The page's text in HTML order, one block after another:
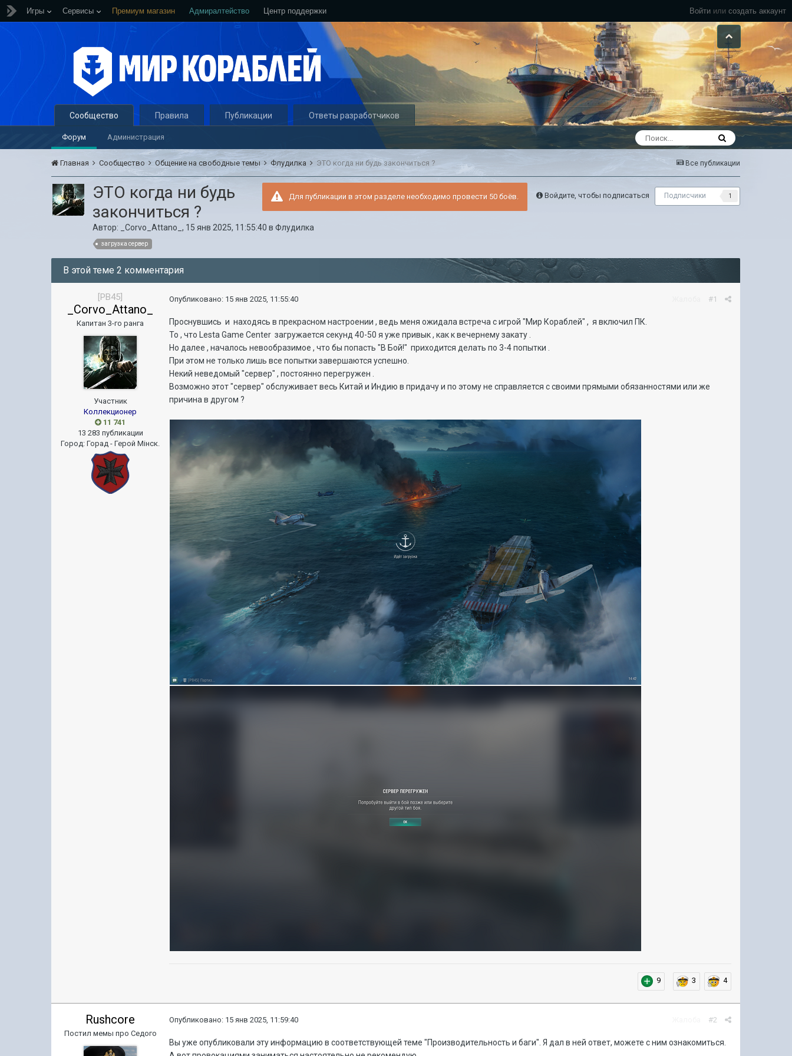
Войти или создать аккаунт
Игры Сервисы Премиум магазин Адмиралтейство Центр поддержки
Сообщество
Форум Администрация
Правила Публикации Ответы разработчиков
Все публикации
Главная Сообщество Общение на свободные темы Флудилка ЭТО когда ни будь закончиться ?
Войдите, чтобы подписаться Подписчики 1
Для публикации в этом разделе необходимо провести 50 боёв.
ЭТО когда ни будь
закончиться ?
Автор: _Corvo_Attano_, 15 янв 2025, 11:55:40 вФлудилка
загрузка сервер
В этой теме 2 комментария
[PB45]
_Corvo_Attano_
Капитан 3-го ранга
Участник
Коллекционер
11 741
13 283 публикации
Город:Горад - Герой Мiнск.
#1
Опубликовано: 15 янв 2025, 11:55:40
Проснувшись и находясь в прекрасном настроении , ведь меня ожидала встреча с игрой "Мир Кораблей" , я включил ПК.
То , что Lesta Game Center загружается секунд 40-50 я уже привык , как к вечернему закату .
Но далее , началось невообразимое , что бы попасть "В Бой!" приходится делать по 3-4 попытки .
При этом не только лишь все попытки завершаются успешно.
Некий неведомый "сервер" , постоянно перегружен .
Возможно этот "сервер" обслуживает весь Китай и Индию в придачу и по этому не справляется с своими прямыми обязанностями или же
причина в другом ?
9 3 4
Rushcore
Постил мемы про Седого
#2
Опубликовано: 15 янв 2025, 11:59:40
Вы уже опубликовали эту информацию в соответствующей теме "Производительность и баги". Я дал в ней ответ, можете с ним ознакомиться.